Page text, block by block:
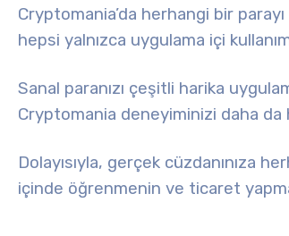
Cryptomania’da herhangi bir
hepsi yalnızca uygulama içi
Sanal paranızı çeşitli harika
Cryptomania deneyiminizi daha da
Dolayısıyla, gerçek cüzdanınıza
içinde öğrenmenin ve ticaret